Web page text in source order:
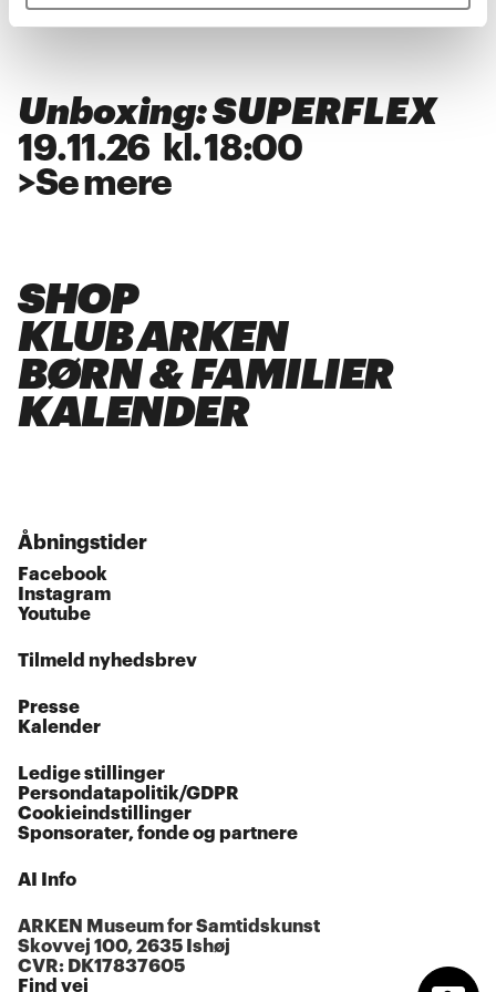
Unboxing: SUPERFLEX
19.11 .26 kl.18:00
>Se mere
SHOP
KLUB ARKEN
BØRN & FAMILIER
KALENDER
Åbningstider
Facebook
Instagram
Youtube
Tilmeld nyhedsbrev
Presse
Kalender
Ledige stillinger
Persondatapolitik/GDPR
Cookieindstillinger
Sponsorater, fonde og partnere
AI Info
ARKEN Museum for Samtidskunst
Skovvej 100, 2635 Ishøj
CVR: DK17837605
Find vej